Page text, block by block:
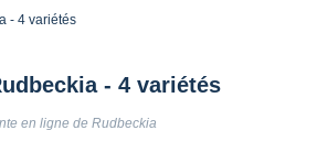
- 4 variétés
- 4 variétés
en ligne de Rudbeckia